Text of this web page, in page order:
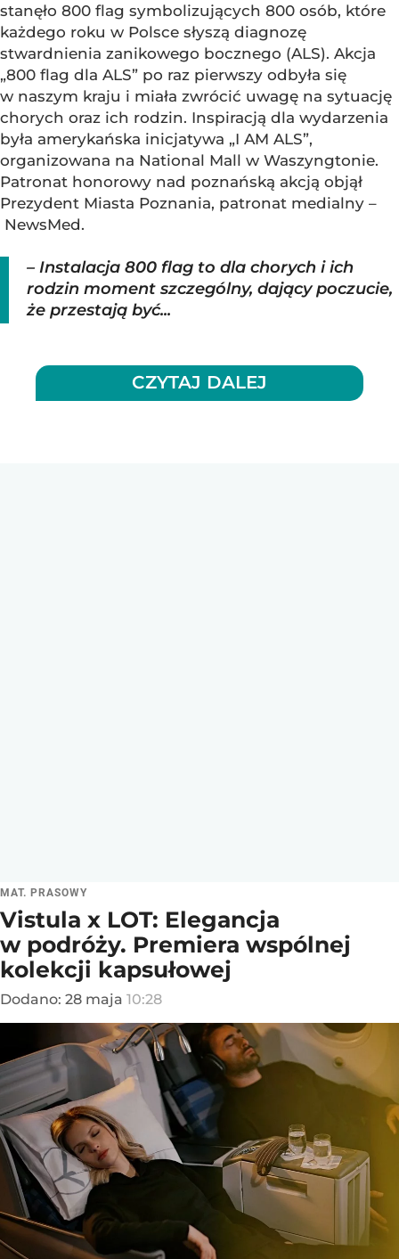
stanęło 800 flag symbolizujących 800 osób, które
każdego roku w Polsce słyszą diagnozę
stwardnienia zanikowego bocznego (ALS). Akcja
„800 flag dla ALS” po raz pierwszy odbyła się
w naszym kraju i miała zwrócić uwagę na sytuację
chorych oraz ich rodzin. Inspiracją dla wydarzenia
była amerykańska inicjatywa „I AM ALS”,
organizowana na National Mall w Waszyngtonie.
Patronat honorowy nad poznańską akcją objął
Prezydent Miasta Poznania, patronat medialny –
NewsMed.
– Instalacja 800 flag to dla chorych i ich
rodzin moment szczególny, dający poczucie,
że przestają być...
CZYTAJ DALEJ
MAT. PRASOWY
Vistula x LOT: Elegancja
w podróży. Premiera wspólnej
kolekcji kapsułowej
Dodano: 28 maja 10:28